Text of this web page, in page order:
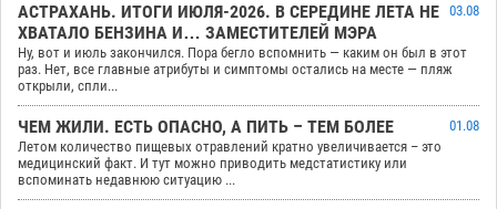
АСТРАХАНЬ. ИТОГИ ИЮЛЯ-2026. В СЕРЕДИНЕ ЛЕТА НЕ
ХВАТАЛО БЕНЗИНА И… ЗАМЕСТИТЕЛЕЙ МЭРА
03.08
Ну, вот и июль закончился. Пора бегло вспомнить — каким он был в этот
раз. Нет, все главные атрибуты и симптомы остались на месте — пляж
открыли, спли...
ЧЕМ ЖИЛИ. ЕСТЬ ОПАСНО, А ПИТЬ – ТЕМ БОЛЕЕ
01.08
Летом количество пищевых отравлений кратно увеличивается – это
медицинский факт. И тут можно приводить медстатистику или
вспоминать недавнюю ситуацию ...